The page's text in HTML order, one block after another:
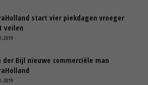
start vier piekdagen vroeger
veilen
2019
der Bijl nieuwe commerciële man
2019